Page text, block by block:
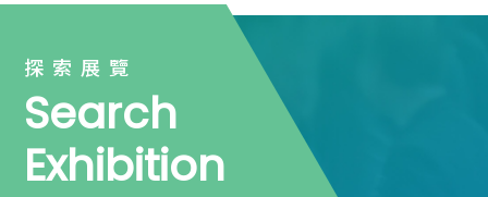
探索展覽
Search
Exhibition